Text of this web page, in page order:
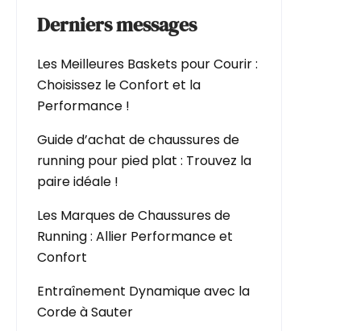
Derniers messages
Les Meilleures Baskets pour Courir :
Choisissez le Confort et la
Performance !
Guide d’achat de chaussures de
running pour pied plat : Trouvez la
paire idéale !
Les Marques de Chaussures de
Running : Allier Performance et
Confort
Entraînement Dynamique avec la
Corde à Sauter